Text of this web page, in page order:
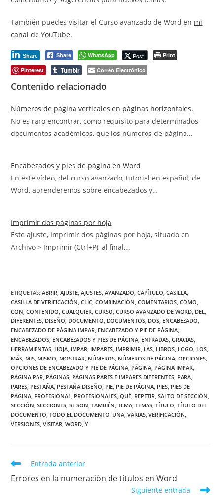
También puedes visitar el Curso avanzado de Word en mi
canal de YouTube.
Share Share WhatsApp Post
Print
Pinterest
Tumblr Correo Electrónico
Contenido relacionado
Números de página verticales en páginas horizontales.
No es raro encontrar, como requisito para determinados
documentos académicos, que los números de página…
Encabezados y pies de página en Word
En este vídeo, del curso avanzado, tutorial en español, de
Word, aprenderemos sobre encabezados y…
Imprimir dos páginas por hoja
Este ajuste, Imprimir dos páginas por hoja, situado en
Archivo > Imprimir (Ctrl+P), al final,…
ETIQUETAS:ABRIR, AJUSTE, AJUSTES, AVANZADO, CAPÍTULO, CASILLA,
CASILLA DE VERIFICACIÓN, CLIC, COMBINACIÓN, COMENTARIOS, CÓMO,
CON, CONTENIDO, CUALQUIER, CURSO, CURSO AVANZADO DE WORD, DEL,
DIFERENTES, DISEÑO, DOCUMENTO, DOCUMENTOS, DOS, ENCABEZADO,
ENCABEZADO DE PÁGINA IMPAR, ENCABEZADO Y PIE DE PÁGINA,
ENCABEZADOS, ENCABEZADOS Y PIES DE PÁGINA, ENTRADAS, GRACIAS,
HERRAMIENTAS, HOJA, IMPAR, IMPARES, IMPRIMIR, LAS, LIBROS, LOGO, LOS,
MÁS, MIS, MISMO, MOSTRAR, NÚMEROS, NÚMEROS DE PÁGINA, OPCIONES,
OPCIONES DE ENCABEZADO Y PIE DE PÁGINA, PÁGINA, PÁGINA IMPAR,
PÁGINA PAR, PÁGINAS, PÁGINAS PARES E IMPARES DIFERENTES, PARA,
PARES, PESTAÑA, PESTAÑA DISEÑO, PIE, PIE DE PÁGINA, PIES, PIES DE
PÁGINA, PROFESIONAL, PROFESIONALES, QUÉ, REPETIR, SALTO DE SECCIÓN,
SECCIÓN, SECCIONES, SI, SON, TAMBIÉN, TEMA, TEMAS, TÍTULO, TÍTULO DEL
DOCUMENTO, TODO EL DOCUMENTO, UNA, VARIAS, VERIFICACIÓN,
VERSIONES, VISITAR, WORD, Y
Leer
artículos
Entrada anterior
Errores en la numeración de títulos en Word
Siguiente entrada